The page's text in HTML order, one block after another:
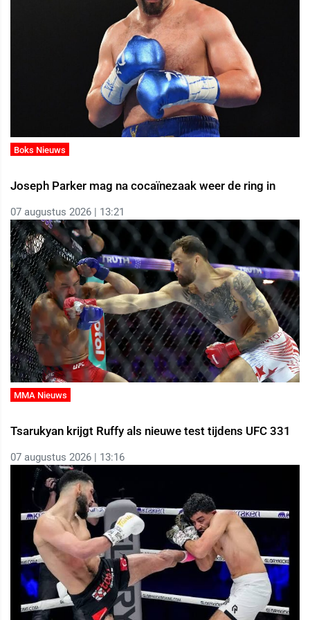
Boks Nieuws
Joseph Parker mag na cocaïnezaak weer de ring in
07 augustus 2026 | 13:21
MMA Nieuws
Tsarukyan krijgt Ruffy als nieuwe test tijdens UFC 331
07 augustus 2026 | 13:16